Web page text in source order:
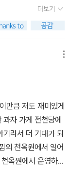
서팝콘을 먹어 버
타나 솔깃한 제안
옥원에 직원이 되어
원으로 들어가서 팝
가 숨어 있을까
들을체험하게 하는
신가요?여름에
다.#책세상 #맘수
길벗스쿨 #전천당
#여러분이라면이
책#여름을서늘하
천당의 베니코와 요
다~!!​아무나 볼 수
선 티켓을 소지해
선택으로 결정 된
따분한 사람~ 불만
서 저희 아이는 투
의 티켓을 소지한
하나만 고를 수 있어
는 전개이기에더
했답니다.​그런데...
너무 적었는데 놀이
곳일까?' 라는 생
지라 크게 궁금하지
지 항상 궁금했다.​
읽어봐야 할 책이
들어있다.들어있
한 번 나왔었는데.
. 천옥원의 모습이
도 보인다. ​책에서
으로 6가지 이야기
스터, 회전목마, 놀
더보기
만큼 저도 재미있게
자 가게 전천당에
라서 더 기대가 되
의 천옥원에서 일어
옥원에서 운영하는